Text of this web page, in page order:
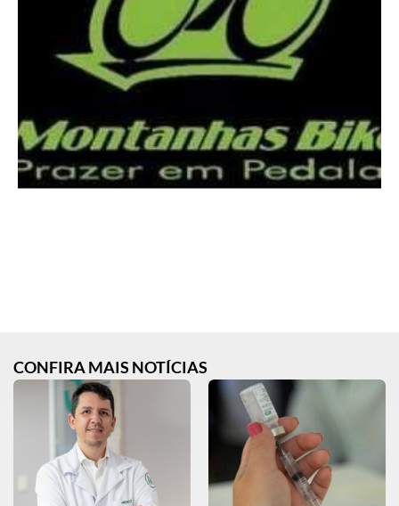
CONFIRA MAIS NOTÍCIAS